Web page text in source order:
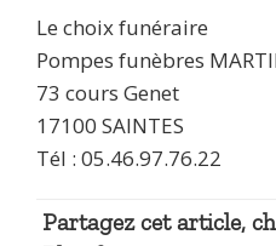
Le choix funéraire
Pompes funèbres
73 cours Genet
17100 SAINTES
Tél : 05.46.97.76.22
Partagez cet article,